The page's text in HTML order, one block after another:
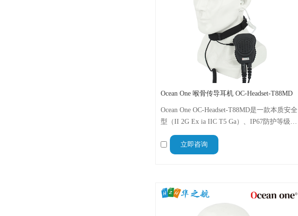
Ocean One 喉骨传导耳机 OC-Headset-T88MD
Ocean One OC-Headset-T88MD是一款本质安全
型（II 2G Ex ia IIC T5 Ga）、IP67防护等级的
晰、免提和隐蔽的通信而设计，与摩托罗拉
GP328D、GP338D和XiR P8600i无线电兼容。
立即咨询